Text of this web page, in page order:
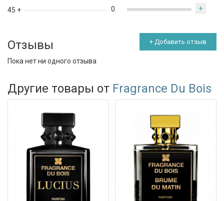
45 +
0 +
Отзывы + Добавить отзыв
Пока нет ни одного отзыва
Другие товары от Fragrance Du Bois